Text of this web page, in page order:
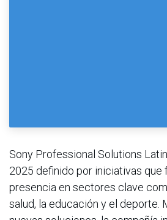
Sony Professional Solutions
2025 definido por iniciativas que
presencia en sectores clave
salud, la educación y el deporte.